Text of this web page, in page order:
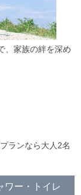
、家族の絆を深め
ランなら大人2名
ワー・トイレ